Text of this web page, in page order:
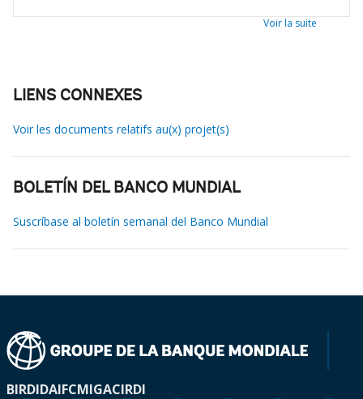
Voir la suite
LIENS CONNEXES
Voir les documents relatifs au(x) projet(s)
BOLETÍN DEL BANCO MUNDIAL
Suscríbase al boletín semanal del Banco Mundial
BIRDIDAIFCMIGACIRDI